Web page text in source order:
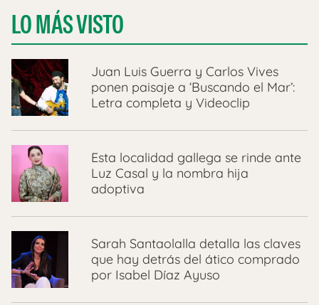
LO MÁS VISTO
Juan Luis Guerra y Carlos Vives
ponen paisaje a ‘Buscando el Mar’:
Letra completa y Videoclip
Esta localidad gallega se rinde ante
Luz Casal y la nombra hija
adoptiva
Sarah Santaolalla detalla las claves
que hay detrás del ático comprado
por Isabel Díaz Ayuso